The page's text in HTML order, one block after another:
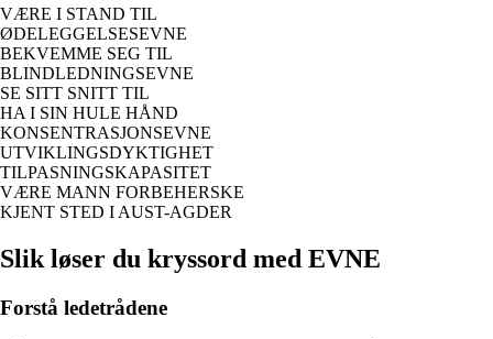
VÆRE I STAND TIL
ØDELEGGELSESEVNE
BEKVEMME SEG TIL
BLINDLEDNINGSEVNE
SE SITT SNITT TIL
HA I SIN HULE HÅND
KONSENTRASJONSEVNE
UTVIKLINGSDYKTIGHET
TILPASNINGSKAPASITET
VÆRE MANN FORBEHERSKE
KJENT STED I AUST-AGDER
Slik løser du kryssord med EVNE
Forstå ledetrådene